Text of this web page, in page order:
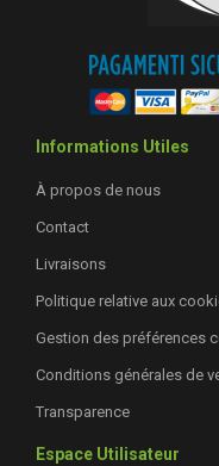
Informations Utiles
À propos de nous
Contact
Livraisons
Politique relative aux
Gestion des préférences
Conditions générales de
Transparence
Espace Utilisateur